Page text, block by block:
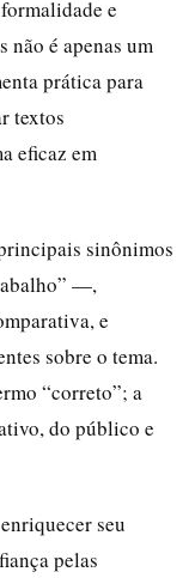
e
não é apenas um
prática para
textos
eficaz em
sinônimos
—,
e
sobre o tema.
“correto”; a
do público e
seu
pelas